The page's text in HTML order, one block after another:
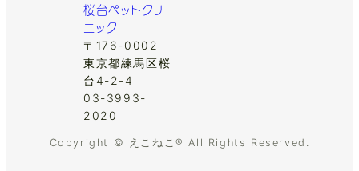
桜台ペットクリ
ニック
〒176-0002
東京都練馬区桜
台4-2-4
03-3993-
2020
Copyright © えこねこ® All Rights Reserved.